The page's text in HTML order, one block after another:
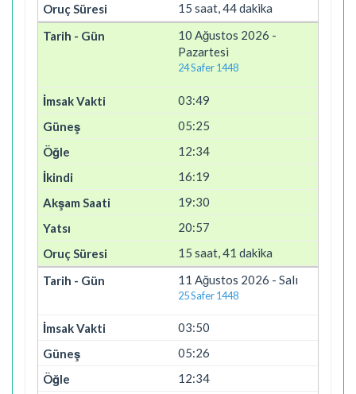
15 saat, 44 dakika
10 Ağustos 2026 -
Pazartesi
24 Safer 1448
03:49
05:25
12:34
16:19
19:30
20:57
15 saat, 41 dakika
11 Ağustos 2026 - Salı
25 Safer 1448
03:50
05:26
12:34